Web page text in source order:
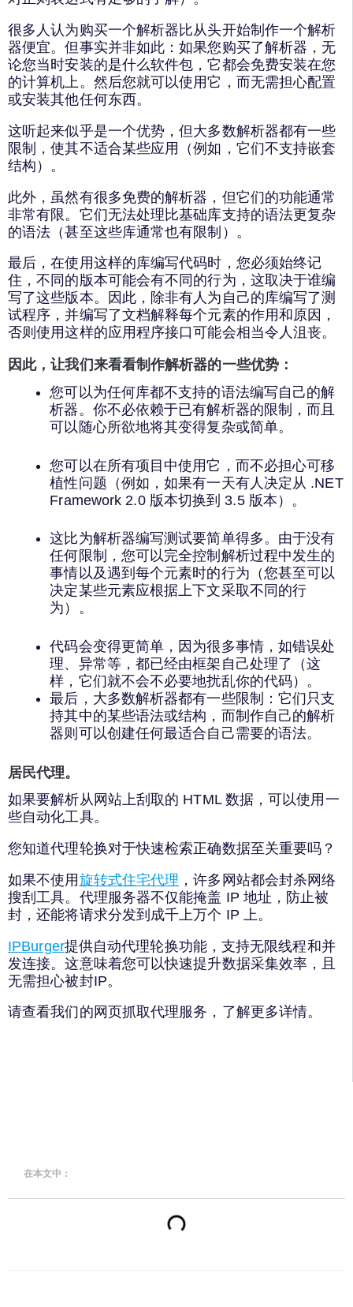
很多人认为购买一个解析器比从头开始制作一个解析
器便宜。但事实并非如此：如果您购买了解析器，无
论您当时安装的是什么软件包，它都会免费安装在您
的计算机上。然后您就可以使用它，而无需担心配置
或安装其他任何东西。
这听起来似乎是一个优势，但大多数解析器都有一些
限制，使其不适合某些应用（例如，它们不支持嵌套
结构）。
此外，虽然有很多免费的解析器，但它们的功能通常
非常有限。它们无法处理比基础库支持的语法更复杂
的语法（甚至这些库通常也有限制）。
最后，在使用这样的库编写代码时，您必须始终记
住，不同的版本可能会有不同的行为，这取决于谁编
写了这些版本。因此，除非有人为自己的库编写了测
试程序，并编写了文档解释每个元素的作用和原因，
否则使用这样的应用程序接口可能会相当令人沮丧。
因此，让我们来看看制作解析器的一些优势：
您可以为任何库都不支持的语法编写自己的解
析器。你不必依赖于已有解析器的限制，而且
可以随心所欲地将其变得复杂或简单。
您可以在所有项目中使用它，而不必担心可移
植性问题（例如，如果有一天有人决定从 .NET
Framework 2.0 版本切换到 3.5 版本）。
这比为解析器编写测试要简单得多。由于没有
任何限制，您可以完全控制解析过程中发生的
事情以及遇到每个元素时的行为（您甚至可以
决定某些元素应根据上下文采取不同的行
为）。
代码会变得更简单，因为很多事情，如错误处
理、异常等，都已经由框架自己处理了（这
样，它们就不会不必要地扰乱你的代码）。
最后，大多数解析器都有一些限制：它们只支
持其中的某些语法或结构，而制作自己的解析
器则可以创建任何最适合自己需要的语法。
居民代理。
如果要解析从网站上刮取的 HTML 数据，可以使用一
些自动化工具。
您知道代理轮换对于快速检索正确数据至关重要吗？
如果不使用 旋转式住宅代理 ，许多网站都会封杀网络
搜刮工具。代理服务器不仅能掩盖 IP 地址，防止被
封，还能将请求分发到成千上万个 IP 上。
IPBurger提供自动代理轮换功能，支持无限线程和并
发连接。这意味着您可以快速提升数据采集效率，且
无需担心被封IP。
请查看我们的网页抓取代理服务，了解更多详情。
在本文中：